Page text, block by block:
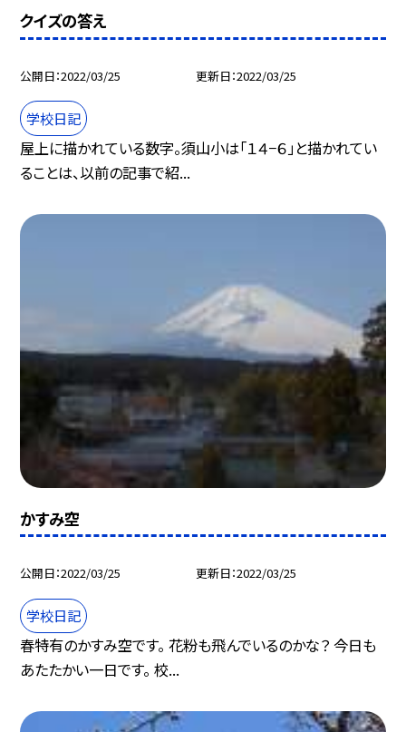
クイズの答え
公開日 2022/03/25 更新日 2022/03/25
学校日記
屋上に描かれている数字。須山小は「１４−６」と描かれてい
ることは、以前の記事で紹...
かすみ空
公開日 2022/03/25 更新日 2022/03/25
学校日記
春特有のかすみ空です。 花粉も飛んでいるのかな？ 今日も
あたたかい一日です。 校...